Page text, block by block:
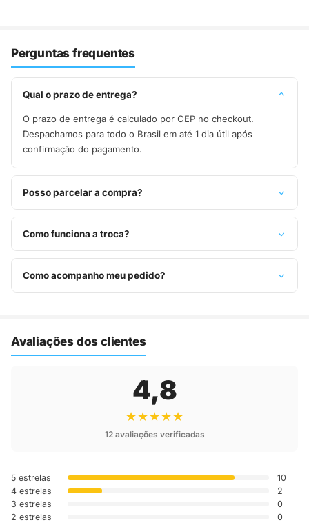
Perguntas frequentes
Qual o prazo de entrega?
O prazo de entrega é calculado por CEP no checkout.
Despachamos para todo o Brasil em até 1 dia útil após
confirmação do pagamento.
Posso parcelar a compra?
Sim, parcelamos em até 10x sem juros no cartão de crédito,
ou pague à vista no Pix com 8% de desconto.
Como funciona a troca?
Você tem 7 dias após o recebimento para solicitar troca.
Basta entrar em contato pelo WhatsApp ou e-mail.
Como acompanho meu pedido?
Avaliações dos clientes
4,8
★★★★★
12 avaliações verificadas
5 estrelas
10
4 estrelas
2
3 estrelas
0
2 estrelas
0